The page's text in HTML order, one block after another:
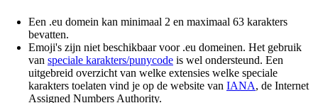
Een .eu domein kan minimaal 2 en maximaal 63 karakters
bevatten.
Emoji's zijn niet beschikbaar voor .eu domeinen. Het gebruik
van speciale karakters/punycode is wel ondersteund. Een
uitgebreid overzicht van welke extensies welke speciale
karakters toelaten vind je op de website van IANA, de Internet
Assigned Numbers Authority.